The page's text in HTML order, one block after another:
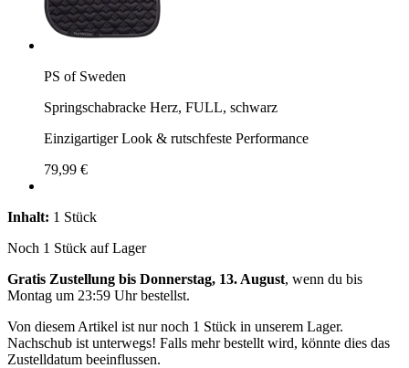
PS of Sweden
Springschabracke Herz, FULL, schwarz
Einzigartiger Look & rutschfeste Performance
79,99 €
Inhalt: 1 Stück
Noch 1 Stück auf Lager
Gratis Zustellung bis Donnerstag, 13. August, wenn du bis
Montag um 23:59 Uhrbestellst.
Von diesem Artikel ist nur noch 1 Stück in unserem Lager.
Nachschub ist unterwegs! Falls mehr bestellt wird, könnte dies das
Zustelldatum beeinflussen.